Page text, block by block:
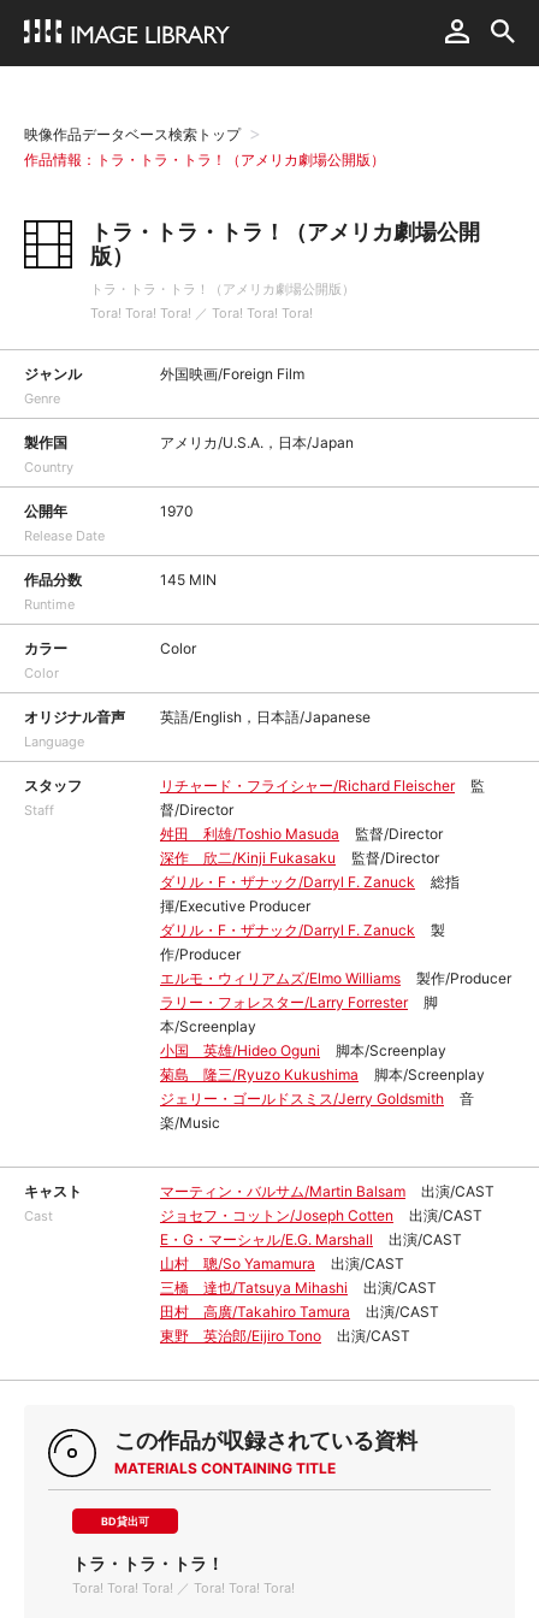
映像作品データベース検索トップ
作品情報：トラ・トラ・トラ！（アメリカ劇場公開版）
トラ・トラ・トラ！（アメリカ劇場公開
版）
トラ・トラ・トラ！（アメリカ劇場公開版）
Tora! Tora! Tora! ／ Tora! Tora! Tora!
ジャンル
Genre
外国映画/Foreign Film
製作国
Country
アメリカ/U.S.A.，日本/Japan
公開年
Release Date
1970
作品分数
Runtime
145 MIN
カラー
Color
Color
オリジナル音声
Language
英語/English，日本語/Japanese
スタッフ
Staff
リチャード・フライシャー/Richard Fleischer
監
督/Director
舛田 利雄/Toshio Masuda
監督/Director
深作 欣二/Kinji Fukasaku
監督/Director
ダリル・F・ザナック/Darryl F. Zanuck
総指
揮/Executive Producer
ダリル・F・ザナック/Darryl F. Zanuck
製
作/Producer
エルモ・ウィリアムズ/Elmo Williams
製作/Producer
ラリー・フォレスター/Larry Forrester
脚
本/Screenplay
小国 英雄/Hideo Oguni
脚本/Screenplay
菊島 隆三/Ryuzo Kukushima
脚本/Screenplay
ジェリー・ゴールドスミス/Jerry Goldsmith
音
楽/Music
キャスト
Cast
マーティン・バルサム/Martin Balsam
出演/CAST
ジョセフ・コットン/Joseph Cotten
出演/CAST
E・G・マーシャル/E.G. Marshall
出演/CAST
山村 聰/So Yamamura
出演/CAST
三橋 達也/Tatsuya Mihashi
出演/CAST
田村 高廣/Takahiro Tamura
出演/CAST
東野 英治郎/Eijiro Tono
出演/CAST
この作品が収録されている資料
MATERIALS CONTAINING TITLE
BD貸出可
トラ・トラ・トラ！
Tora! Tora! Tora! ／ Tora! Tora! Tora!